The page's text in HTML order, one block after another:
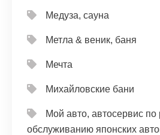
Медуза, сауна
Метла & веник, баня
Мечта
Михайловские бани
Мой авто, автосервис по
обслуживанию японских